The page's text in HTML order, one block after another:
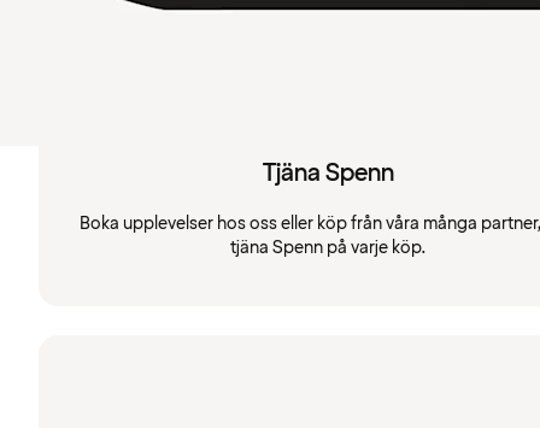
Tjäna Spenn
Boka upplevelser hos oss eller köp från våra många
tjäna Spenn på varje köp.